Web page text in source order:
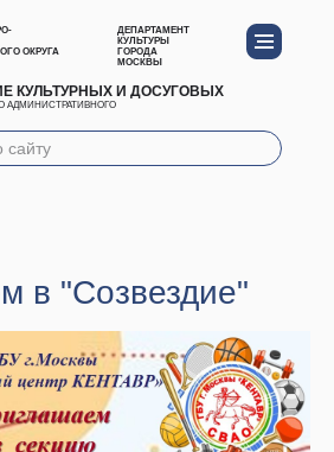
ОКРУГА
ДЕПАРТАМЕНТ
КУЛЬТУРЫ
ГОРОДА
МОСКВЫ
КУЛЬТУРНЫХ И ДОСУГОВЫХ
АДМИНИСТРАТИВНОГО
в "Созвездие"